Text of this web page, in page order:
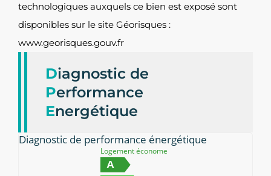
technologiques auxquels ce bien est exposé sont
disponibles sur le site Géorisques :
www.georisques.gouv.fr
Diagnostic de
Performance
Energétique
Diagnostic de performance énergétique
Logement économe
A